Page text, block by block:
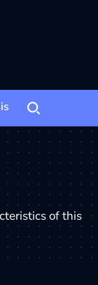
of this